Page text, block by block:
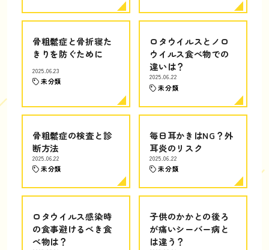
骨粗鬆症と骨折寝た
きりを防ぐために
2025.06.23
未分類
ロタウイルスとノロ
ウイルス食べ物での
違いは？
2025.06.22
未分類
骨粗鬆症の検査と診
断方法
2025.06.22
未分類
毎日耳かきはNG？外
耳炎のリスク
2025.06.22
未分類
ロタウイルス感染時
の食事避けるべき食
べ物は？
子供のかかとの後ろ
が痛いシーバー病と
は違う？